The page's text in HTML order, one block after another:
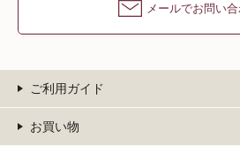
メールでお問い
ご利用ガイド
お買い物